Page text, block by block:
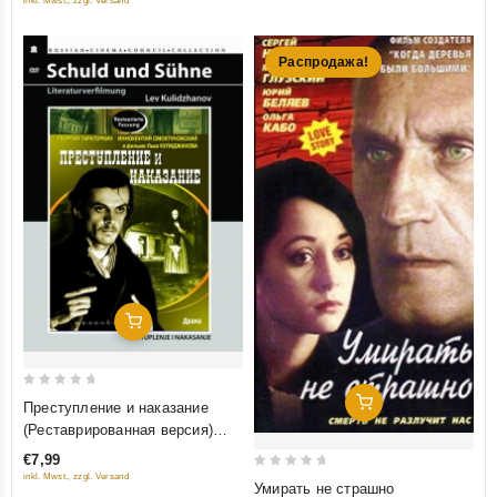
Добавить В Корзину
out
5
Преступление и наказание
(Реставрированная версия)
(Diamant)
€7,99
inkl. Mwst., zzgl. Versand
Распродажа!
Добавить В Корзину
Умирать не страшно